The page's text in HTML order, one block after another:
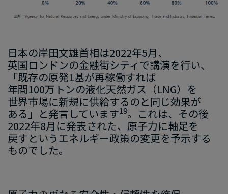
日本の​岸田文雄首相は​2022年5月、
英国ロンドンの​金融街シティで​講演を​行い、​
「既存の​原発1基が​再稼働すれば​
年間100万トンの​液化天然ガス（LNG）を​
世界市場に​新規に​供給するのと​同じ​効果が​
ある 」と​発言 しています19。 ​これは、​その​後
2022年8月に​発表された、 ​原子力に​軸足を​
戻すと​いう​エネルギー政策の​変更を​予示する​
ものでした。